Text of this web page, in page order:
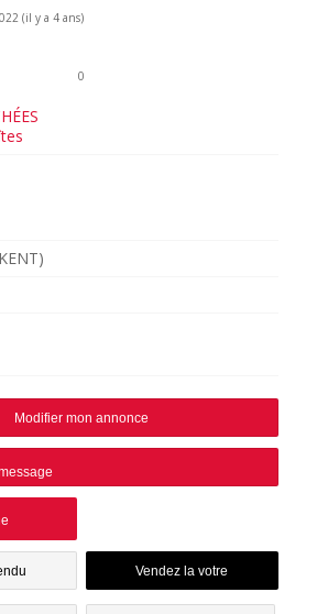
(il y a 4 ans)
0
Modifier mon annonce